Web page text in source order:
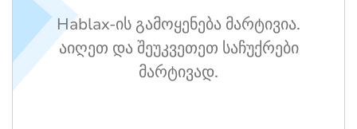
Hablax-ის გამოყენება მარტივია.
აიღეთ და შეუკვეთეთ საჩუქრები
მარტივად.